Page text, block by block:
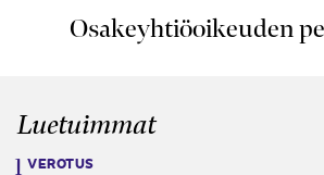
Osakeyhtiöoikeuden
Luetuimmat
VEROTUS